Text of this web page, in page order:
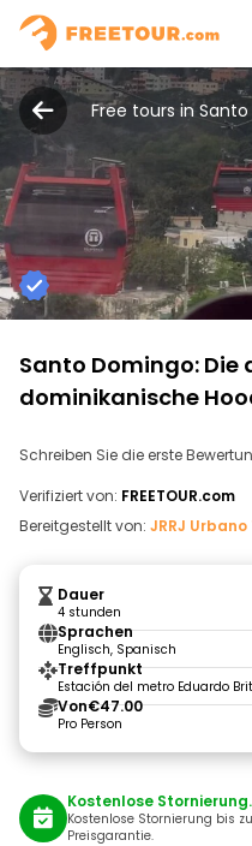
Free tours in
Santo Domingo:
dominikanische
Schreiben Sie die erste
Verifiziert von: FREETOUR.com
Bereitgestellt von: JRRJ Urbano
Dauer
4 stunden
Sprachen
Englisch, Spanisch
Treffpunkt
Estación del metro Eduardo
Von€47.00
Pro Person
Kostenlose
Kostenlose Stornierung bis
Preisgarantie.